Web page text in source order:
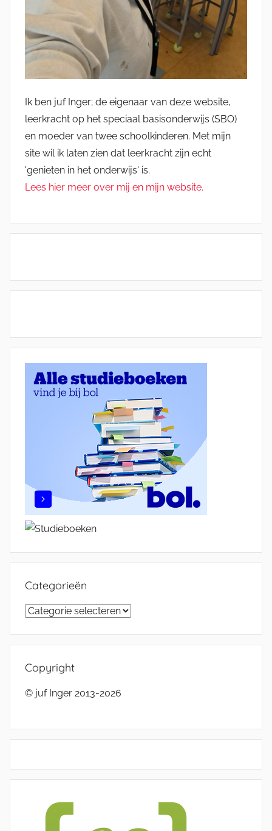
Ik ben juf Inger; de eigenaar van deze website,
leerkracht op het speciaal basisonderwijs (SBO)
en moeder van twee schoolkinderen. Met mijn
site wil ik laten zien dat leerkracht zijn echt
'genieten in het onderwijs' is.
Lees hier meer over mij en mijn website.
Categorieën
Categorieën
Copyright
© juf Inger 2013-2026